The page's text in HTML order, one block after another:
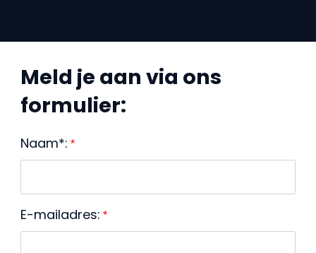
Meld je aan via ons
formulier:
Naam*: *
E-mailadres: *